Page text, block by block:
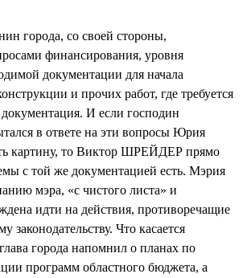
города, со своей стороны,
финансирования, уровня
документации для начала
и прочих работ, где требуется
И если господин
в ответе на эти вопросы Юрия
картину, то Виктор ШРЕЙДЕР прямо
с той же документацией есть. Мэрия
мэра, «с чистого листа» и
идти на действия, противоречащие
законодательству. Что касается
города напомнил о планах по
программ областного бюджета, а